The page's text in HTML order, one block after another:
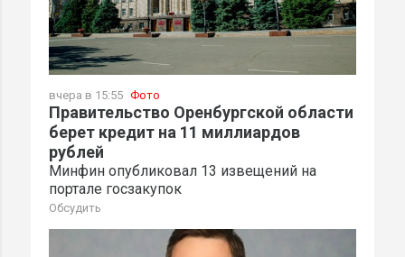
вчера в 15:55 Фото
Правительство Оренбургской области
берет кредит на 11 миллиардов
рублей
Минфин опубликовал 13 извещений на
портале госзакупок
Обсудить